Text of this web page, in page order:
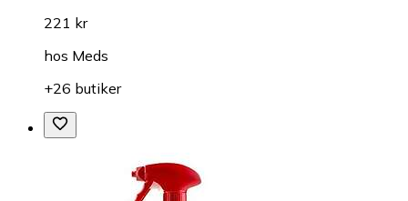
221 kr
hos Meds
+26 butiker